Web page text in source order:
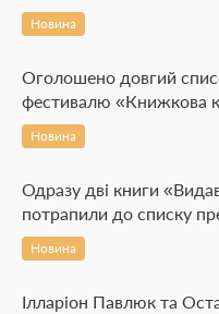
Новина
Оголошено довгий
фестивалю «Книжкова
Новина
Одразу дві книги
потрапили до списку
Новина
Ілларіон Павлюк та